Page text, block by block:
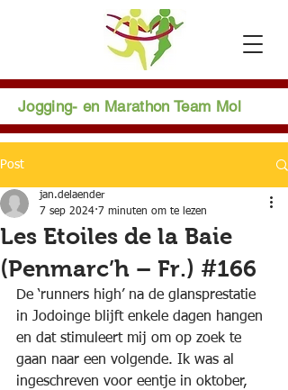
Jogging- en Marathon Team Mol
Post
Les Etoiles de la Baie
(Penmarc’h – Fr.) #166
jan.delaender
7 sep 2024 7 minuten om te lezen
De ‘runners high’ na de glansprestatie
in Jodoinge blijft enkele dagen hangen
en dat stimuleert mij om op zoek te
gaan naar een volgende. Ik was al
ingeschreven voor eentje in oktober,